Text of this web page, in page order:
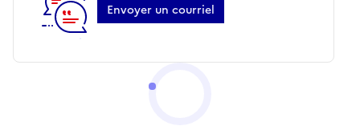
Envoyer un courriel